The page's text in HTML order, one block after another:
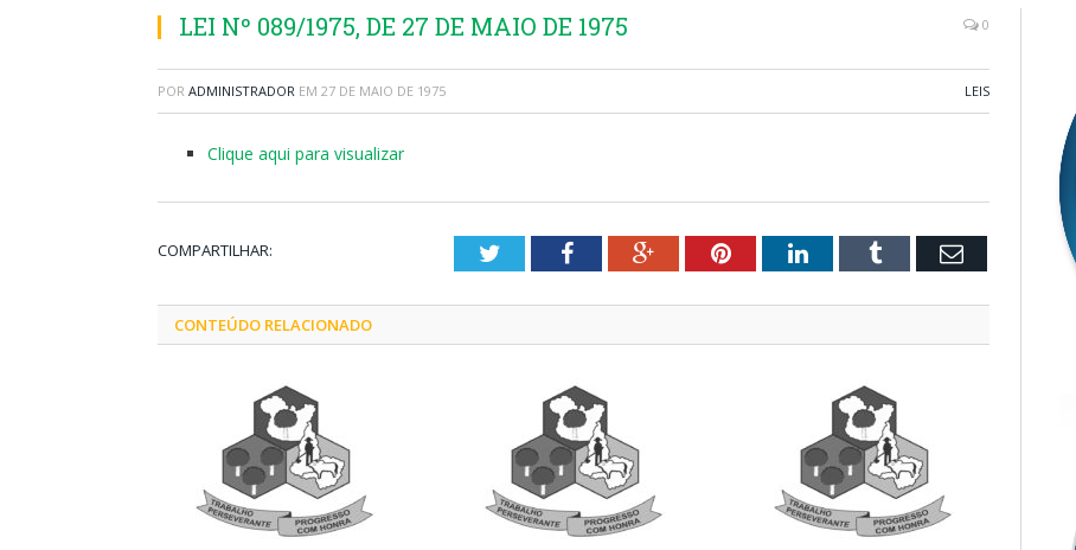
LEI Nº 089/1975, DE 27 DE MAIO DE 1975 0
POR ADMINISTRADOR EM 27 DE MAIO DE 1975 LEIS
Clique aqui para visualizar
COMPARTILHAR: TwitterFacebookGoogle+PinterestLinkedInTumblr Email
CONTEÚDO RELACIONADO